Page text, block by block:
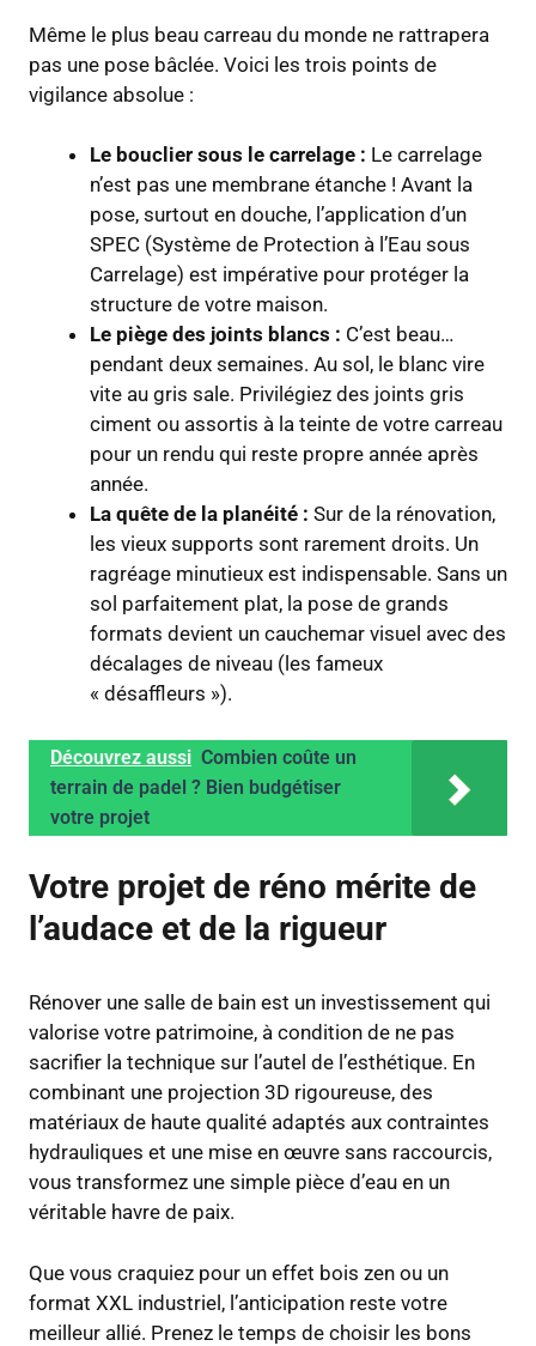
Même le plus beau carreau du monde ne rattrapera
pas une pose bâclée. Voici les trois points de
vigilance absolue :
Le bouclier sous le carrelage : Le carrelage
n’est pas une membrane étanche ! Avant la
pose, surtout en douche, l’application d’un
SPEC (Système de Protection à l’Eau sous
Carrelage) est impérative pour protéger la
structure de votre maison.
Le piège des joints blancs : C’est beau…
pendant deux semaines. Au sol, le blanc vire
vite au gris sale. Privilégiez des joints gris
ciment ou assortis à la teinte de votre carreau
pour un rendu qui reste propre année après
année.
La quête de la planéité : Sur de la rénovation,
les vieux supports sont rarement droits. Un
ragréage minutieux est indispensable. Sans un
sol parfaitement plat, la pose de grands
formats devient un cauchemar visuel avec des
décalages de niveau (les fameux
« désaffleurs »).
Découvrez aussi Combien coûte un
terrain de padel ? Bien budgétiser
votre projet
Votre projet de réno mérite de
l’audace et de la rigueur
Rénover une salle de bain est un investissement qui
valorise votre patrimoine, à condition de ne pas
sacrifier la technique sur l’autel de l’esthétique. En
combinant une projection 3D rigoureuse, des
matériaux de haute qualité adaptés aux contraintes
hydrauliques et une mise en œuvre sans raccourcis,
vous transformez une simple pièce d’eau en un
véritable havre de paix.
Que vous craquiez pour un effet bois zen ou un
format XXL industriel, l’anticipation reste votre
meilleur allié. Prenez le temps de choisir les bons